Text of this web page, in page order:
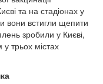
та на стадіонах у
вони встигли щепити
зробили у Києві,
трьох містах